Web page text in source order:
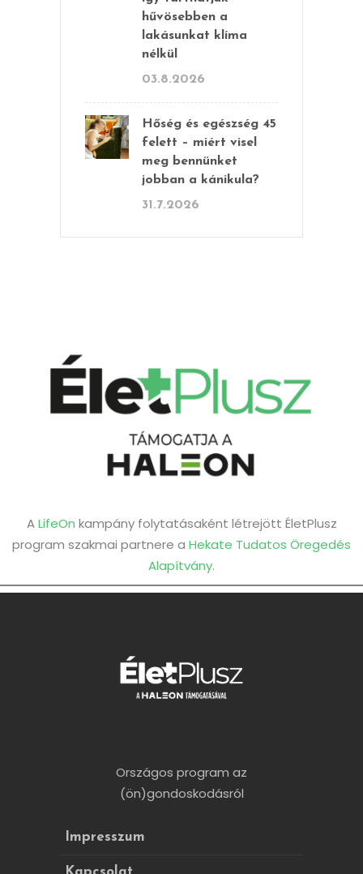
hűvösebben a
lakásunkat klíma
nélkül
03.8.2026
Hőség és egészség 45
felett – miért visel
meg bennünket
jobban a kánikula?
31.7.2026
ALifeOn kampány folytatásaként létrejött ÉletPlusz
program szakmai partnere a Hekate Tudatos Öregedés
Alapítvány.
Országos program az
(ön)gondoskodásról
Impresszum